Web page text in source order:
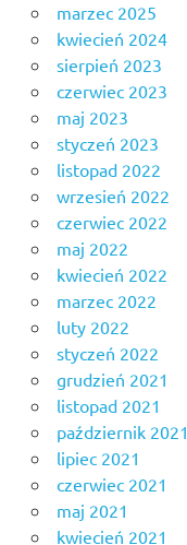
marzec 2025
kwiecień 2024
sierpień 2023
czerwiec 2023
maj 2023
styczeń 2023
listopad 2022
wrzesień 2022
czerwiec 2022
maj 2022
kwiecień 2022
marzec 2022
luty 2022
styczeń 2022
grudzień 2021
listopad 2021
październik 2021
lipiec 2021
czerwiec 2021
maj 2021
kwiecień 2021